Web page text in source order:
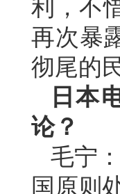
利，不
再次暴
彻尾的
日本
论？
毛宁
国原则